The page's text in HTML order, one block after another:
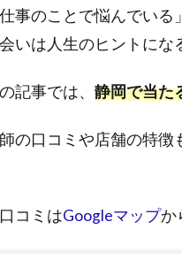
仕事のことで悩んでい
いは人生のヒントにな
記事では、 静岡で当た
の口コミや店舗の特
コミはGoogleマップか